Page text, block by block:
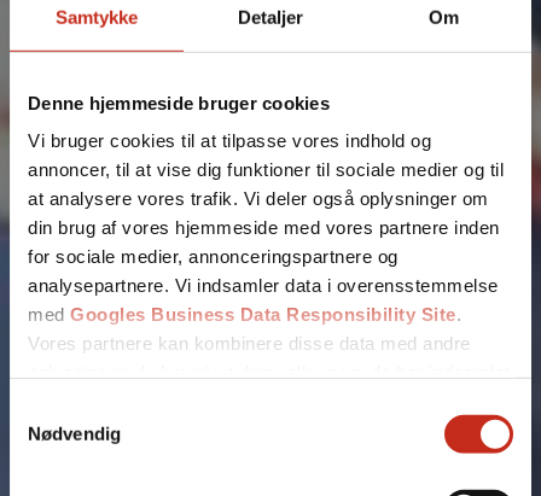
Samtykke Detaljer Om
Denne hjemmeside bruger cookies
Vi bruger cookies til at tilpasse vores indhold og
annoncer, til at vise dig funktioner til sociale medier og til
at analysere vores trafik. Vi deler også oplysninger om
din brug af vores hjemmeside med vores partnere inden
for sociale medier, annonceringspartnere og
analysepartnere. Vi indsamler data i overensstemmelse
med Googles Business Data Responsibility Site.
Vores partnere kan kombinere disse data med andre
Nødvendig